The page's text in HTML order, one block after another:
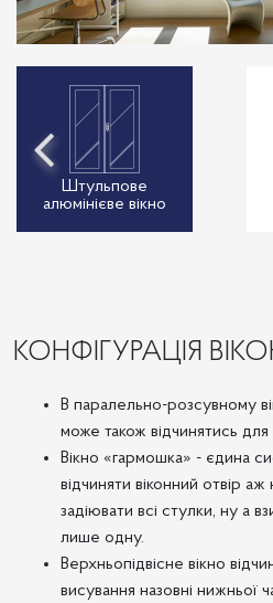
Штульпове
алюмінієве вікно
КОНФІГУРАЦІЯ
В паралельно-розсувному
може також відчинятись
Вікно «гармошка» - єдина
відчиняти віконний отвір
задіювати всі стулки, ну а
лише одну.
Верхньопідвісне вікно
висування назовні нижньої